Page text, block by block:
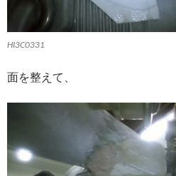
HI3C0331
面を整えて、